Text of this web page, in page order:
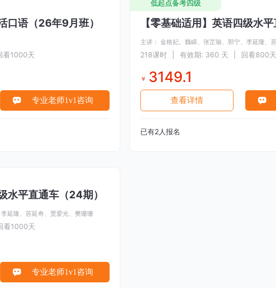
口语（26年9月班）
看1000天
专业老师1v1咨询
低起点备考四级
【零基础适用】英语四级水
主讲： 金格妃、 魏嵘、 张芷瑜、 郭宁、 李延隆、
218课时 有效期: 360 天 回看800天
￥ 3149.1
查看详情
已有2人报名
水平直通车（24期）
李延隆、 苏延奇、 贾爱光、 樊珊珊
看1000天
专业老师1v1咨询